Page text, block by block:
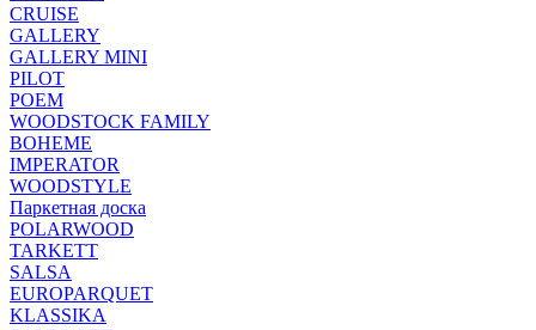
CRUISE
GALLERY
GALLERY MINI
PILOT
POEM
WOODSTOCK FAMILY
BOHEME
IMPERATOR
WOODSTYLE
Паркетная доска
POLARWOOD
TARKETT
SALSA
EUROPARQUET
KLASSIKA